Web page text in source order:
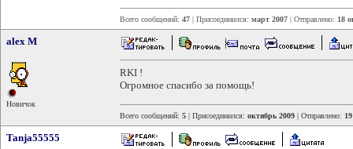
Всего сообщений: 47 | Присоединился: март 2007 | Отправлено: 18
alex M
Новичок
RKI !
Огромное спасибо за помощь!
Всего сообщений: 5 | Присоединился: октябрь 2009 | Отправлено:
Tanja55555